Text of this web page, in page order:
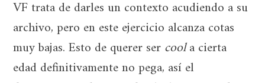
VF trata de darles un contexto acudiendo a su
archivo, pero en este ejercicio alcanza cotas
muy bajas. Esto de querer sercoola cierta
edad definitivamente no pega, así el